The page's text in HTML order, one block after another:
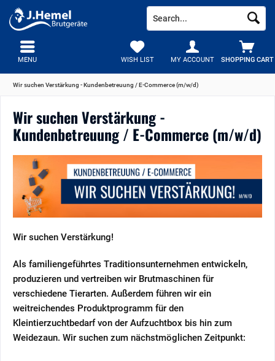
SHOPPING CART
WISH LIST MY ACCOUNT
MENU
Wir suchen Verstärkung - Kundenbetreuung / E-Commerce (m/w/d)
Wir suchen Verstärkung -
Kundenbetreuung / E-Commerce (m/w/d)
Wir suchen Verstärkung!
Als familiengeführtes Traditionsunternehmen entwickeln,
produzieren und vertreiben wir Brutmaschinen für
verschiedene Tierarten. Außerdem führen wir ein
weitreichendes Produktprogramm für den
Kleintierzuchtbedarf von der Aufzuchtbox bis hin zum
Weidezaun. Wir suchen zum nächstmöglichen Zeitpunkt: